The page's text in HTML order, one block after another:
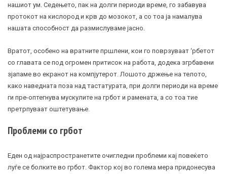
нашиот ум. Седењето, пак на долги периоди време, го забавува
протокот на кислород и крв до мозокот, а со тоа ја намалува
нашата способност да размислуваме јасно.
Вратот, особено на вратните пршлени, кои го поврзуваат ‘рбетот
со главата се под огромен притисок на работа, додека згрбавени
зјапаме во екранот на компјутерот. Лошото држење на телото,
како наведната поза над тастатурата, при долги периоди на време
ги пре-оптегнува мускулите на грбот и рамената, а со тоа тие
претрпуваат оштетување.
Проблеми со грбот
Еден од најраспространетите очигледни проблеми кај повеќето
луѓе се болките во грбот. Фактор кој во голема мера придонесува